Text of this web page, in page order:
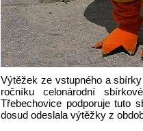
Výtěžek ze vstupného a
ročníku celonárodní
Třebechovice podporuje tuto
dosud odeslala výtěžky z